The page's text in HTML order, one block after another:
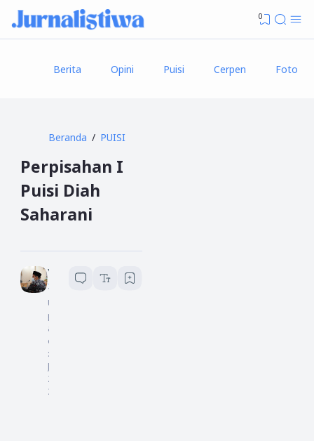
0
Berita Opini Puisi Cerpen Foto
Beranda PUISI
Perpisahan I
Puisi Diah
Saharani
1
U
pd
at
ed
:
Juli
20
24